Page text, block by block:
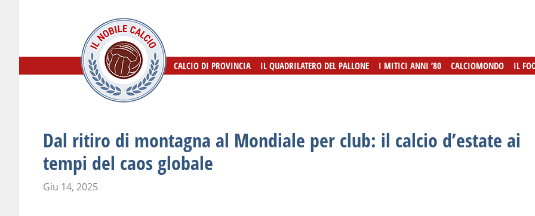
CALCIO DI PROVINCIA IL QUADRILATERO DEL PALLONE I MITICI ANNI ’80 CALCIOMONDO IL
CALCIO DI PROVINCIA IL QUADRILATERO DEL PALLONE I MITICI ANNI ’80 CALCIOMONDO IL
Dal ritiro di montagna al Mondiale per club: il calcio d’estate ai
tempi del caos globale
Giu 14, 2025